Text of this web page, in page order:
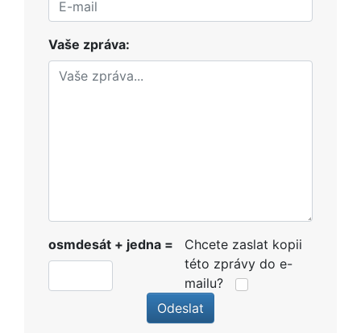
Vaše zpráva:
osmdesát + jedna =
Chcete zaslat kopii
této zprávy do e-
mailu?
Odeslat